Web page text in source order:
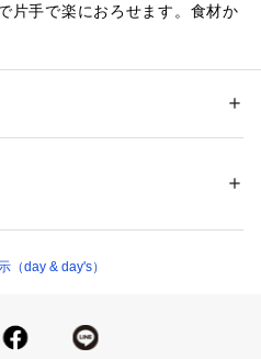
片手で楽におろせます。食材か
（day & day's）